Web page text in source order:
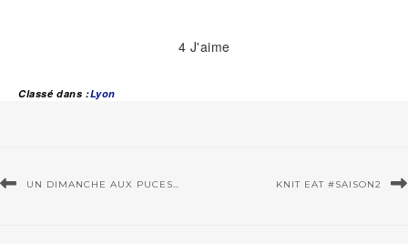
4 J'aime
Classé dans :Lyon
UN DIMANCHE AUX PUCES… KNIT EAT #SAISON2